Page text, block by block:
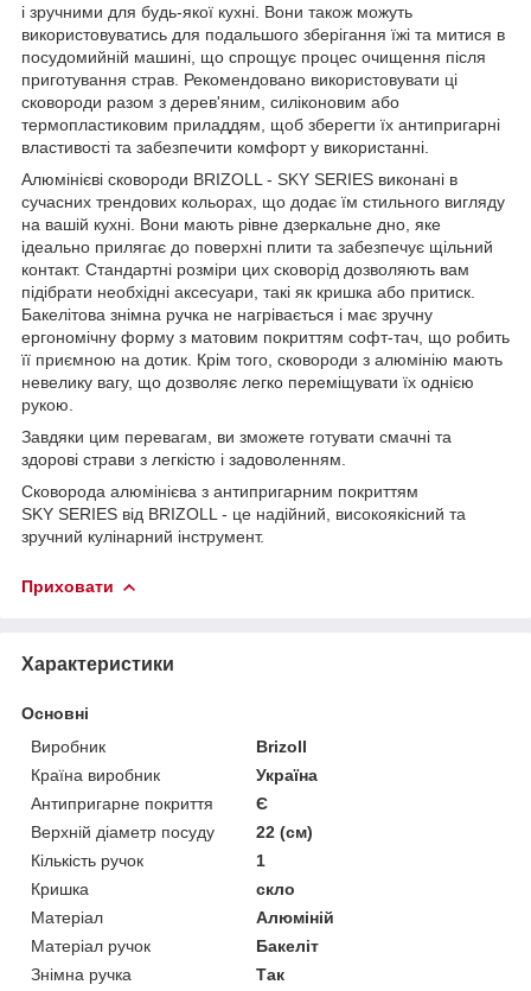
і зручними для будь-якої кухні. Вони також можуть
використовуватись для подальшого зберігання їжі та митися в
посудомийній машині, що спрощує процес очищення після
приготування страв. Рекомендовано використовувати ці
сковороди разом з дерев'яним, силіконовим або
термопластиковим приладдям, щоб зберегти їх антипригарні
властивості та забезпечити комфорт у використанні.
Алюмінієві сковороди BRIZOLL - SKY SERIES виконані в
сучасних трендових кольорах, що додає їм стильного вигляду
на вашій кухні. Вони мають рівне дзеркальне дно, яке
ідеально прилягає до поверхні плити та забезпечує щільний
контакт. Стандартні розміри цих сковорід дозволяють вам
підібрати необхідні аксесуари, такі як кришка або притиск.
Бакелітова знімна ручка не нагрівається і має зручну
ергономічну форму з матовим покриттям софт-тач, що робить
її приємною на дотик. Крім того, сковороди з алюмінію мають
невелику вагу, що дозволяє легко переміщувати їх однією
рукою.
Завдяки цим перевагам, ви зможете готувати смачні та
здорові страви з легкістю і задоволенням.
Сковорода алюмінієва з антипригарним покриттям
SKY SERIES від BRIZOLL - це надійний, високоякісний та
зручний кулінарний інструмент.
Приховати
Характеристики
Основні
Виробник
Brizoll
Країна виробник
Україна
Антипригарне покриття
Є
Верхній діаметр посуду
22 (см)
Кількість ручок
1
Кришка
скло
Матеріал
Алюміній
Матеріал ручок
Бакеліт
Знімна ручка
Так